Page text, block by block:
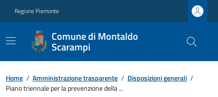
Regione Piemonte
Comune di Montaldo
Scarampi
Home / Amministrazione trasparente / Disposizioni generali /
Piano triennale per la prevenzione della ...